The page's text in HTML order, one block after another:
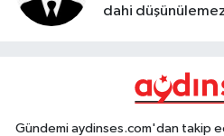
dahi
Gündemi aydinses.com'dan takip